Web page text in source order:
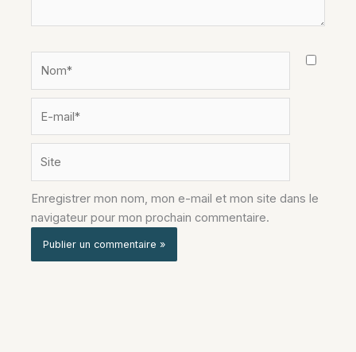
mail*
Enregistrer mon nom, mon e-mail et mon site dans le
navigateur pour mon prochain commentaire.